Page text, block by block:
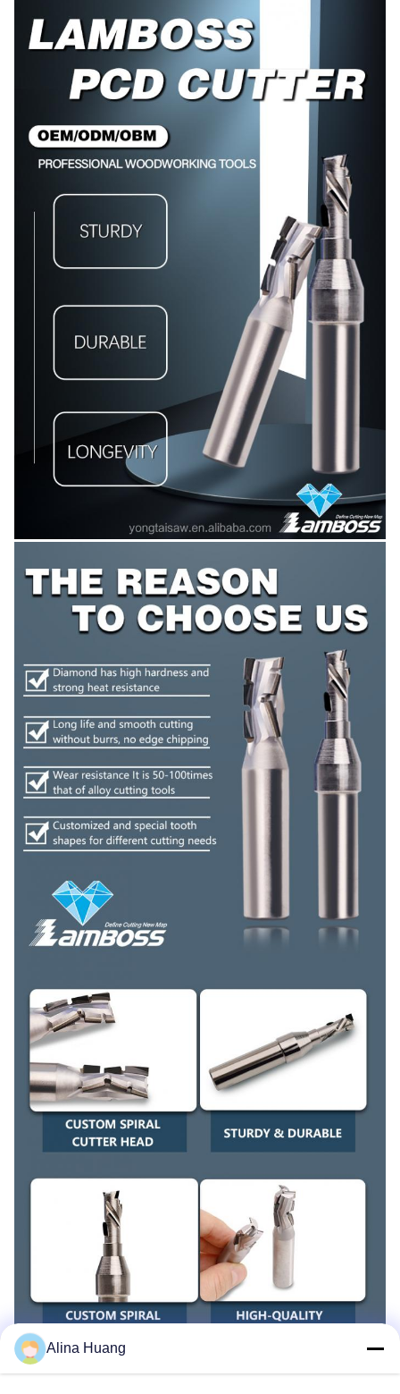
Alina Huang